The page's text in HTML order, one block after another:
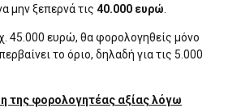
μην ξεπερνά τις 40.000 ευρώ
45.000 ευρώ, θα φορολογηθείς μόνο
το όριο, δηλαδή για τις 5.000
της φορολογητέας αξίας λόγω